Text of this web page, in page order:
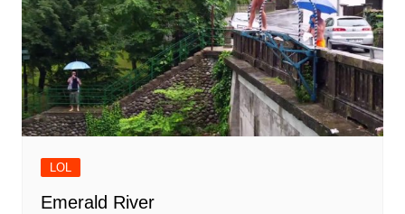
LOL
Emerald River